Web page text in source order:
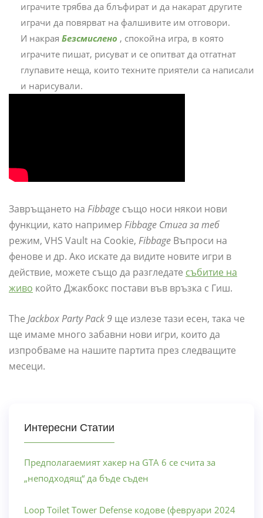
играчите трябва да блъфират и да накарат другите
играчи да повярват на фалшивите им отговори.
И накрая Безсмислено , спокойна игра, в която
играчите пишат, рисуват и се опитват да отгатнат
глупавите неща, които техните приятели са написали
и нарисували.
Завръщането на Fibbage също носи някои нови
функции, като например Fibbage Стига за теб
режим, VHS Vault на Cookie, Fibbage Въпроси на
фенове и др. Ако искате да видите новите игри в
действие, можете също да разгледате събитие на
живо който Джакбокс постави във връзка с Гиш.
The Jackbox Party Pack 9 ще излезе тази есен, така че
ще имаме много забавни нови игри, които да
изпробваме на нашите партита през следващите
месеци.
Интересни Статии
Предполагаемият хакер на GTA 6 се счита за
„неподходящ“ да бъде съден
Loop Toilet Tower Defense кодове (февруари 2024